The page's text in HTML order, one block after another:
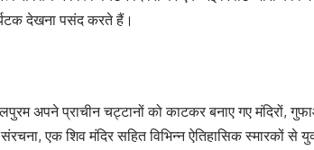
देखना पसंद करते हैं।
अपने प्राचीन चट्टानों को काटकर बनाए गए मंदिरों,
संरचना, एक शिव मंदिर सहित विभिन्न ऐतिहासिक स्मारकों